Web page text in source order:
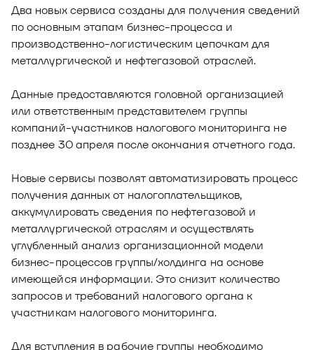
Два новых сервиса созданы для получения сведений
по основным этапам бизнес-процесса и
производственно-логистическим цепочкам для
металлургической и нефтегазовой отраслей.
Данные предоставляются головной организацией
или ответственным представителем группы
компаний-участников налогового мониторинга не
позднее 30 апреля после окончания отчетного года.
Новые сервисы позволят автоматизировать процесс
получения данных от налогоплательщиков,
аккумулировать сведения по нефтегазовой и
металлургической отраслям и осуществлять
углубленный анализ организационной модели
бизнес-процессов группы/холдинга на основе
имеющейся информации. Это снизит количество
запросов и требований налогового органа к
участникам налогового мониторинга.
Для вступления в рабочие группы необходимо